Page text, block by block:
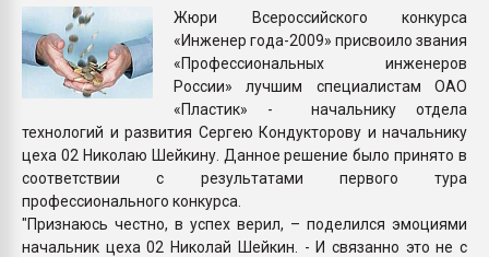
Жюри Всероссийского конкурса
«Инженер года-2009» присвоило звания
«Профессиональных инженеров
России» лучшим специалистам ОАО
«Пластик» - начальнику отдела
технологий и развития Сергею Кондукторову и начальнику
цеха 02 Николаю Шейкину. Данное решение было принято в
соответствии с результатами первого тура
профессионального конкурса.
"Признаюсь честно, в успех верил, – поделился эмоциями
начальник цеха 02 Николай Шейкин. - И связанно это не с